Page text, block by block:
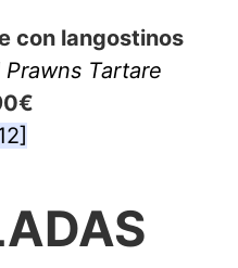
con langostinos
Tartare